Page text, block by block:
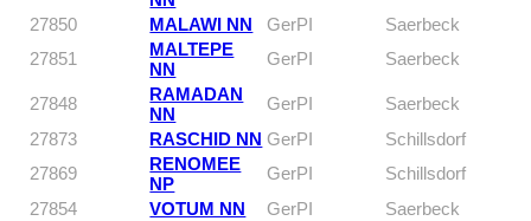
27850
MALAWI NN GerPI
Saerbeck
27851
MALTEPE
NN
GerPI Saerbeck
27848
RAMADAN
NN
GerPI
Saerbeck
27873
RASCHID NN GerPI
Schillsdorf
27869
RENOMEE
NP
GerPI
Schillsdorf
27854
VOTUM NN GerPI
Saerbeck